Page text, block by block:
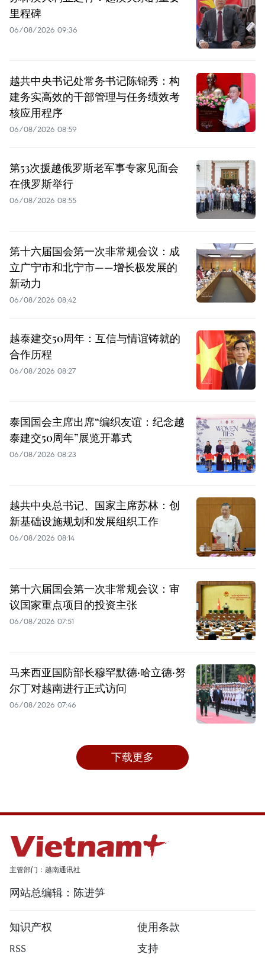
里程碑
06/08/2026 09:36
越共中央书记处常务书记陈锦秀：构
建务实高效的干部管理与任务绩效考
核应用程序
06/08/2026 08:59
第53次援越俄罗斯老军事专家见面会
在俄罗斯举行
06/08/2026 08:55
第十六届国会第一次非常规会议：成
立广宁市和北宁市——增长极发展的
新动力
06/08/2026 08:42
越泰建交50周年：互信与情谊铸就的
合作历程
06/08/2026 08:27
泰国国会主席出席“编织友谊：纪念越
泰建交50周年”展览开幕式
06/08/2026 08:23
越共中央总书记、国家主席苏林：创
新基础设施规划和发展组织工作
06/08/2026 08:14
第十六届国会第一次非常规会议：审
议国家重点项目的投资主张
06/08/2026 07:51
马来西亚国防部长穆罕默德·哈立德·努
尔丁对越南进行正式访问
06/08/2026 07:46
下载更多
主管部门：越南通讯社
网站总编辑：陈进笋
知识产权
使用条款
RSS
支持